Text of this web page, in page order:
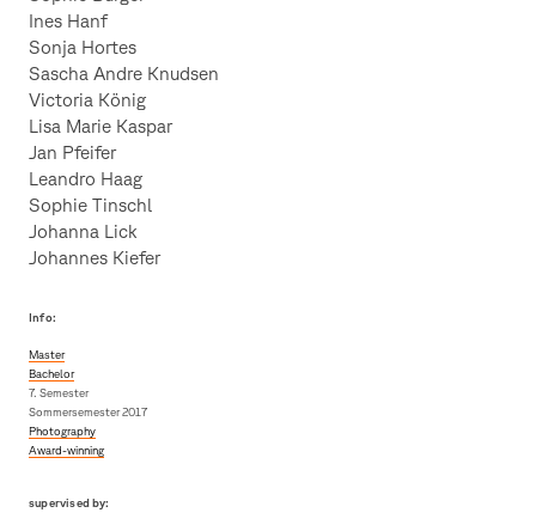
Ines Hanf
Sonja Hortes
Sascha Andre Knudsen
Victoria König
Lisa Marie Kaspar
Jan Pfeifer
Leandro Haag
Sophie Tinschl
Johanna Lick
Johannes Kiefer
Info:
Master
Bachelor
7. Semester
Sommersemester 2017
Photography
Award-winning
supervised by: